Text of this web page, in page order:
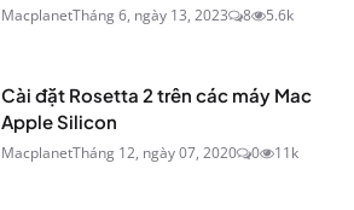
MacplanetTháng 6, ngày 13, 2023 8 5.6k
Cài đặt Rosetta 2 trên các máy Mac
Apple Silicon
MacplanetTháng 12, ngày 07, 2020 0 11k